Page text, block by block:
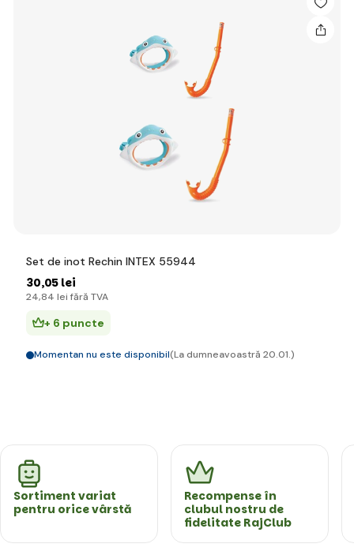
Set de inot Rechin INTEX 55944
30,05 lei
24,84 lei fără TVA
+ 6 puncte
Momentan nu este disponibil(La dumneavoastră 20.01.)
Sortiment variat
pentru orice vârstă
Recompense în
clubul nostru de
fidelitate RajClub